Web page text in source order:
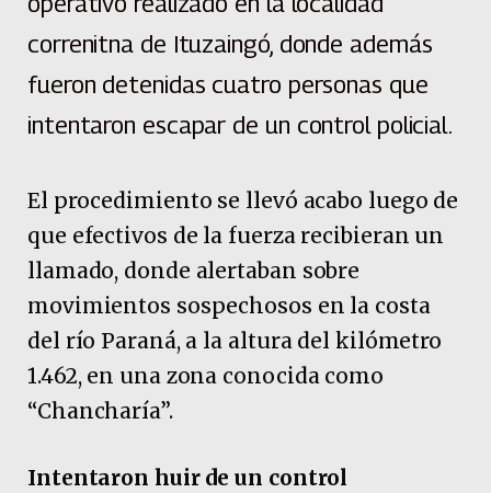
correnitna de Ituzaingó, donde además
fueron detenidas cuatro personas que
intentaron escapar de un control policial.
El procedimiento se llevó acabo luego de
que efectivos de la fuerza recibieran un
llamado, donde alertaban sobre
movimientos sospechosos en la costa
del río Paraná, a la altura del kilómetro
1.462, en una zona conocida como
“Chancharía”.
Intentaron huir de un control